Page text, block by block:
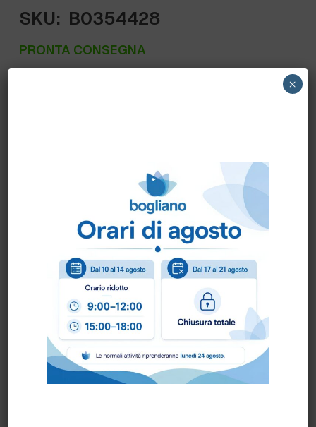
SKU: B0354428
PRONTA CONSEGNA
Scheda Sicurezza
Come ordinare?
Puoi ordinare chiamando al 0172 478161
scrivendo una mail ainfo@bogliano.it.
Per ogni informazione siamo a disposizione.
×